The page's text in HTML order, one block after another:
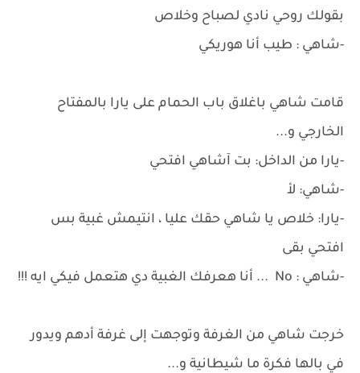
بقولك روحي نادي لصباح وخلاص
-شاهي : طيب أنا هوريكي
قامت شاهي باغلاق باب الحمام على يارا بالمفتاح
الخارجي و...
-يارا من الداخل: بت آشاهي افتحي
-شاهي: لأ
-يارا: خلاص يا شاهي حقك عليا ، انتيمش غبية بس
افتحي بقى
-شاهي : No ... أنا هعرفك الغبية دي هتعمل فيكي ايه !!!
خرجت شاهي من الغرفة وتوجهت إلى غرفة أدهم ويدور
في بالها فكرة ما شيطانية و...